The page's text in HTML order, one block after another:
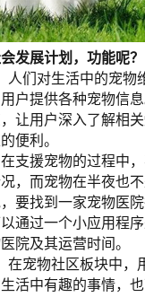
发展计划，功能呢？
人们对生活中的宠物
户提供各种宠物信
让用户深入了解相
便利。
支援宠物的过程中
，而宠物在半夜也
要找到一家宠物医
通过一个小应用程
院及其运营时间。
在宠物社区板块中，
活中有趣的事情，